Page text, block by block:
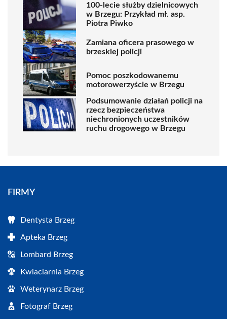
100-lecie służby dzielnicowych
w Brzegu: Przykład mł. asp.
Piotra Piwko
Zamiana oficera prasowego w
brzeskiej policji
Pomoc poszkodowanemu
motorowerzyście w Brzegu
Podsumowanie działań policji na
rzecz bezpieczeństwa
niechronionych uczestników
ruchu drogowego w Brzegu
FIRMY
Dentysta Brzeg
Apteka Brzeg
Lombard Brzeg
Kwiaciarnia Brzeg
Weterynarz Brzeg
Fotograf Brzeg